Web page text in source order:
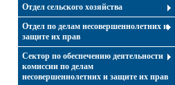
Отдел сельского хозяйства
Отдел по делам несовершеннолетних и
защите их прав
Сектор по обеспечению деятельности
комиссии по делам
несовершеннолетних и защите их прав